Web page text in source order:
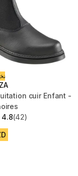
cuir Enfant -
4.8
5 stars from 42
(42)